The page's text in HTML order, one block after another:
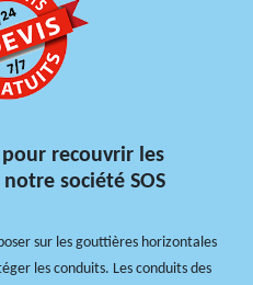
recouvrir les
société SOS
sur les gouttières horizontales
les conduits. Les conduits des